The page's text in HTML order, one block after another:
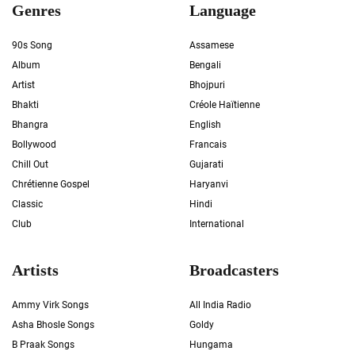
Genres
90s Song
Album
Artist
Bhakti
Bhangra
Bollywood
Chill Out
Chrétienne Gospel
Classic
Club
Language
Assamese
Bengali
Bhojpuri
Créole Haïtienne
English
Francais
Gujarati
Haryanvi
Hindi
International
Artists
Ammy Virk Songs
Asha Bhosle Songs
B Praak Songs
Broadcasters
All India Radio
Goldy
Hungama